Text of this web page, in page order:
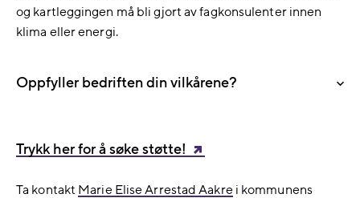
og kartleggingen må bli gjort av fagkonsulenter innen
klima eller energi.
Oppfyller bedriften din vilkårene?
Trykk her for å søke støtte!
Ta kontakt Marie Elise Arrestad Aakrei kommunens